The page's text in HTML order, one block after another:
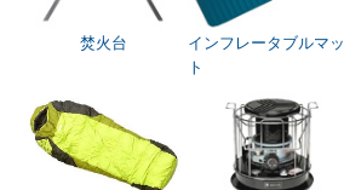
焚火台
インフレータブルマッ
ト